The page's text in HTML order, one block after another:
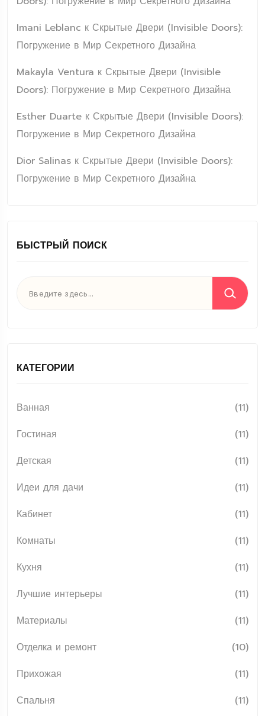
Imani Leblanc к Скрытые Двери (Invisible Doors):
Погружение в Мир Секретного Дизайна
Makayla Ventura к Скрытые Двери (Invisible
Doors): Погружение в Мир Секретного Дизайна
Esther Duarte к Скрытые Двери (Invisible Doors):
Погружение в Мир Секретного Дизайна
Dior Salinas к Скрытые Двери (Invisible Doors):
Погружение в Мир Секретного Дизайна
БЫСТРЫЙ ПОИСК
КАТЕГОРИИ
Ванная
(11)
Гостиная
(11)
Детская
(11)
Идеи для дачи
(11)
Кабинет
(11)
Комнаты
(11)
Кухня
(11)
Лучшие интерьеры
(11)
Материалы
(11)
Отделка и ремонт
(10)
Прихожая
(11)
Спальня
(11)